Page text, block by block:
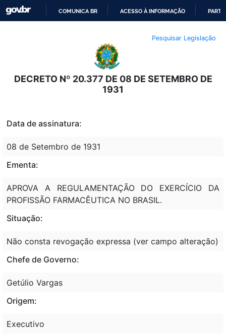
O
CONTEÚDO
COMUNICA BR ACESSO À INFORMAÇÃO
Pesquisar Legislação
DECRETO Nº 20.377 DE 08 DE SETEMBRO DE
1931
Data de assinatura:
08 de Setembro de 1931
Ementa:
APROVA A REGULAMENTAÇÃO DO EXERCÍCIO DA
PROFISSÃO FARMACÊUTICA NO BRASIL.
Situação:
Não consta revogação expressa (ver campo alteração)
Chefe de Governo:
Getúlio Vargas
Origem:
Executivo